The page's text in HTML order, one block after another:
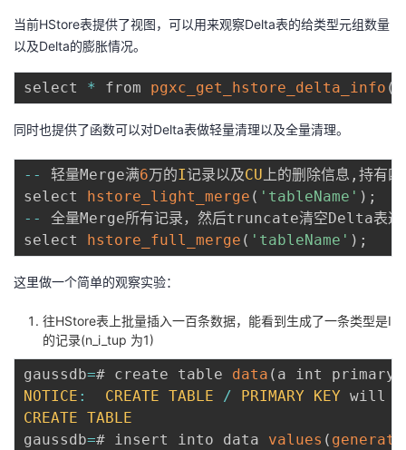
当前HStore表提供了视图，可以用来观察Delta表的给类型元组数量
以及Delta的膨胀情况。
select * from pgxc_get_hstore_delta_info (
同时也提供了函数可以对Delta表做轻量清理以及全量清理。
-- 轻量Merge满6万的I记录以及CU上的删除信息 , 持有四
select
hstore_light_merge ( 'tableName' ) ;
--
全量Merge所有记录，然后truncate清空Delta表返
select
hstore_full_merge ( 'tableName' ) ;
这里做一个简单的观察实验：
往HStore表上批量插入一百条数据，能看到生成了一条类型是I
的记录(n_i_tup 为1)
gaussdb=# create table data ( a int primary
NOTICE : CREATE TABLE / PRIMARY KEY will
CREATE TABLE
gaussdb=# insert into data values (